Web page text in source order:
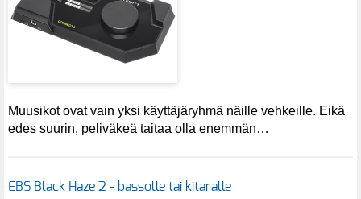
Muusikot ovat vain yksi käyttäjäryhmä näille vehkeille. Eikä
edes suurin, peliväkeä taitaa olla enemmän…
EBS Black Haze 2 - bassolle tai kitaralle